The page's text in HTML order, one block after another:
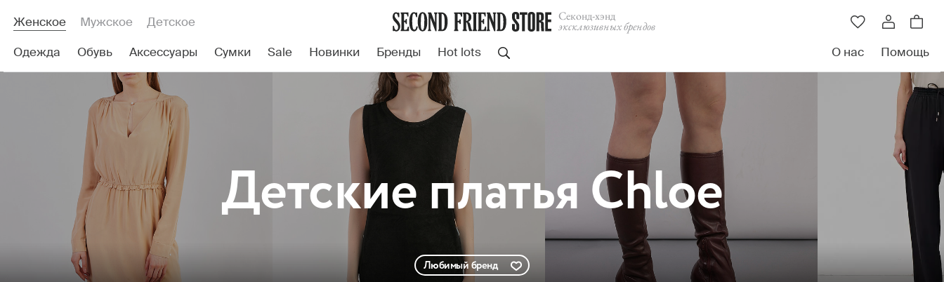
Женское Мужское Детское Cеконд-хэнд
эксклюзивных брендов
Одежда Обувь Аксессуары Сумки Sale Новинки Бренды Hot lots О нас Помощь
Детскиеплатья Chloe
Любимый бренд